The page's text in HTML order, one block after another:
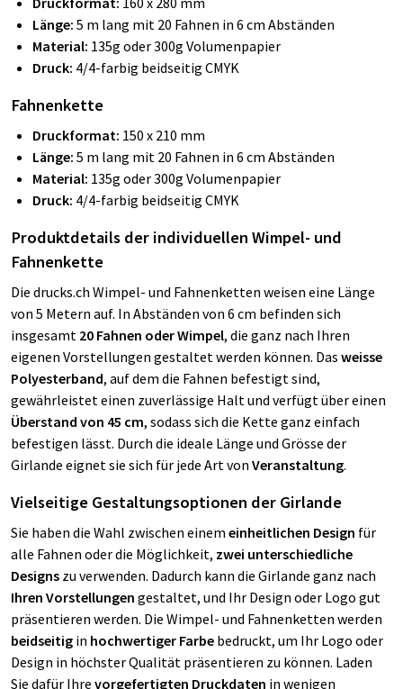
Länge: 5 m lang mit 20 Fahnen in 6 cm Abständen
Material: 135g oder 300g Volumenpapier
Druck: 4/4-farbig beidseitig CMYK
Fahnenkette
Druckformat: 150 x 210 mm
Länge: 5 m lang mit 20 Fahnen in 6 cm Abständen
Material: 135g oder 300g Volumenpapier
Druck: 4/4-farbig beidseitig CMYK
Produktdetails der individuellen Wimpel- und
Fahnenkette
Die drucks.ch Wimpel- und Fahnenketten weisen eine Länge
von 5 Metern auf. In Abständen von 6 cm befinden sich
insgesamt 20 Fahnen oder Wimpel, die ganz nach Ihren
eigenen Vorstellungen gestaltet werden können. Das weisse
Polyesterband, auf dem die Fahnen befestigt sind,
gewährleistet einen zuverlässige Halt und verfügt über einen
Überstand von 45 cm, sodass sich die Kette ganz einfach
befestigen lässt. Durch die ideale Länge und Grösse der
Girlande eignet sie sich für jede Art von Veranstaltung.
Vielseitige Gestaltungsoptionen der Girlande
Sie haben die Wahl zwischen einem einheitlichen Design für
alle Fahnen oder die Möglichkeit, zwei unterschiedliche
Designs zu verwenden. Dadurch kann die Girlande ganz nach
Ihren Vorstellungen gestaltet, und Ihr Design oder Logo gut
präsentieren werden. Die Wimpel- und Fahnenketten werden
beidseitig in hochwertiger Farbe bedruckt, um Ihr Logo oder
Design in höchster Qualität präsentieren zu können. Laden
Sie dafür Ihre vorgefertigten Druckdaten in wenigen